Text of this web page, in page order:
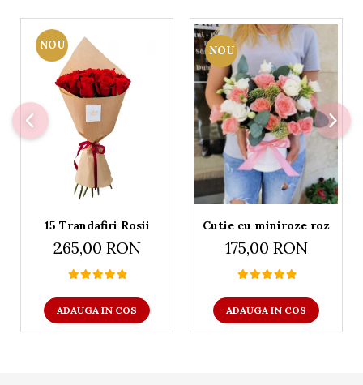
NOU
15 Trandafiri Rosii
265,00 RON
ADAUGA IN COS
NOU
Cutie cu miniroze roz
175,00 RON
ADAUGA IN COS